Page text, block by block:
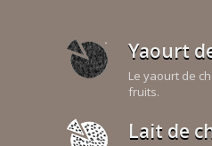
Yaourt
Le yaourt de
fruits.
Lait de